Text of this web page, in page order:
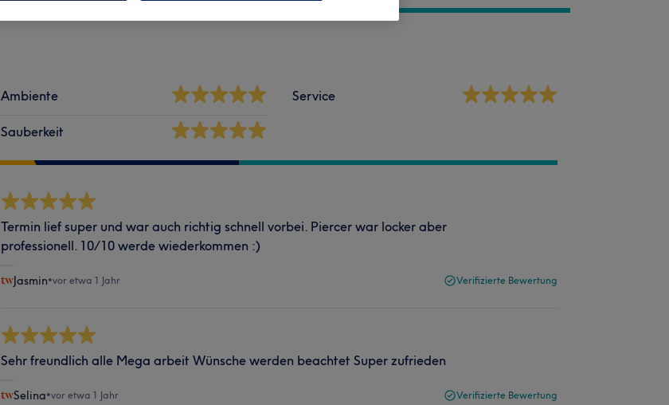
Ambiente
Sauberkeit
Service
Termin lief super und war auch richtig schnell vorbei. Piercer war locker aber
professionell. 10/10 werde wiederkommen :)
Jasmin•vor etwa 1 Jahr Verifizierte Bewertung
Sehr freundlich alle Mega arbeit Wünsche werden beachtet Super zufrieden
Selina•vor etwa 1 Jahr Verifizierte Bewertung